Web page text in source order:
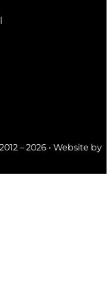
– 2026 • Website by